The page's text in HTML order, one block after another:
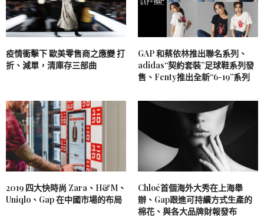
疫情衝擊下 歐美零售商之應變 打
折、減單，清庫存三部曲
GAP 和蔡依林推出聯名系列、
adidas“契約套裝”足球鞋系列發
售、Fenty推出全新“6-19”系列
2019 四大快時尚 Zara、H&M、
Uniqlo、Gap 在中國市場的布局
Chloé首個海外大秀在上海舉
辦、Gap跟進可持續方式生產的
棉花、與各大品牌財報發布